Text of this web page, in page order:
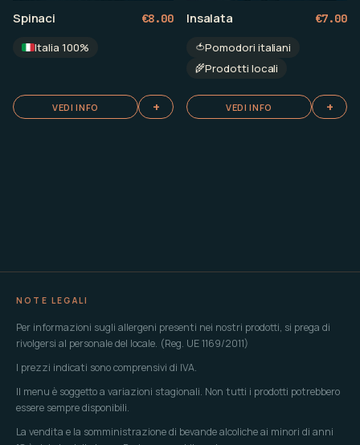
Spinaci €8.00
Italia 100%
VEDI INFO +
Insalata €7.00
🍅Pomodori italiani
🌾Prodotti locali
VEDI INFO +
NOTE LEGALI
Per informazioni sugli allergeni presenti nei nostri prodotti, si prega di
rivolgersi al personale del locale. (Reg. UE 1169/2011)
I prezzi indicati sono comprensivi di IVA.
Il menu è soggetto a variazioni stagionali. Non tutti i prodotti potrebbero
essere sempre disponibili.
La vendita e la somministrazione di bevande alcoliche ai minori di anni